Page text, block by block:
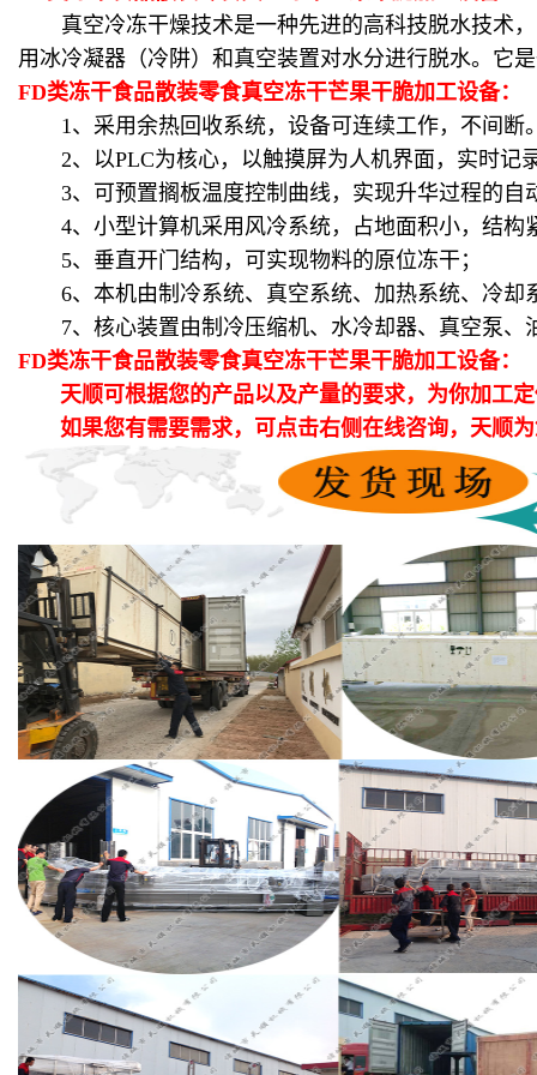
真空冷冻干燥技术是一种先进的高科技脱水技术，
用冰冷凝器（冷阱）和真空装置对水分进行脱水。它
FD类冻干食品散装零食真空冻干芒果干脆加工设备：
1、采用余热回收系统，设备可连续工作，不间断
2、以PLC为核心，以触摸屏为人机界面，实时记
3、可预置搁板温度控制曲线，实现升华过程的自
4、小型计算机采用风冷系统，占地面积小，结构
5、垂直开门结构，可实现物料的原位冻干；
6、本机由制冷系统、真空系统、加热系统、冷却
7、核心装置由制冷压缩机、水冷却器、真空泵、
FD类冻干食品散装零食真空冻干芒果干脆加工设备：
天顺可根据您的产品以及产量的要求，为你加工
如果您有需要需求，可点击右侧在线咨询，天顺为